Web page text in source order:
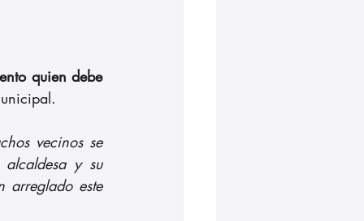
quien debe
vecinos se
y su
arreglado este